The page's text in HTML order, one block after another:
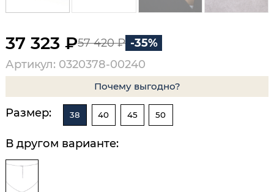
37 323 ₽57 420 ₽ -35%
Артикул: 0320378-00240
Почему выгодно?
Размер: 38 40 45 50
В другом варианте: